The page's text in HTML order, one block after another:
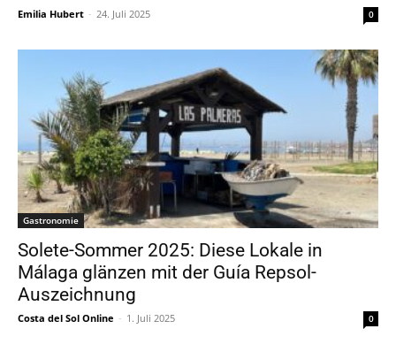
Emilia Hubert - 24. Juli 2025 0
Gastronomie
Solete-Sommer 2025: Diese Lokale in
Málaga glänzen mit der Guía Repsol-
Auszeichnung
Costa del Sol Online - 1. Juli 2025 0